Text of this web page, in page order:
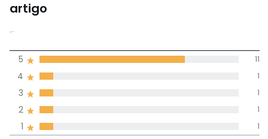
artigo
4,3
(15)
1 1
2 1
3 1
4 1
5 11